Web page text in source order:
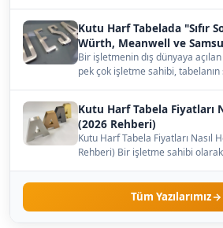
Kutu Harf Tabelada "Sıfır
Würth, Meanwell ve
Bir işletmenin dış dünyaya
pek çok işletme sahibi,
Kutu Harf Tabela Fiyatları
(2026 Rehberi)
Kutu Harf Tabela Fiyatları Nasıl
Rehberi) Bir işletme sahibi olarak tabela yaptırmaya
Tüm Yazılarımız